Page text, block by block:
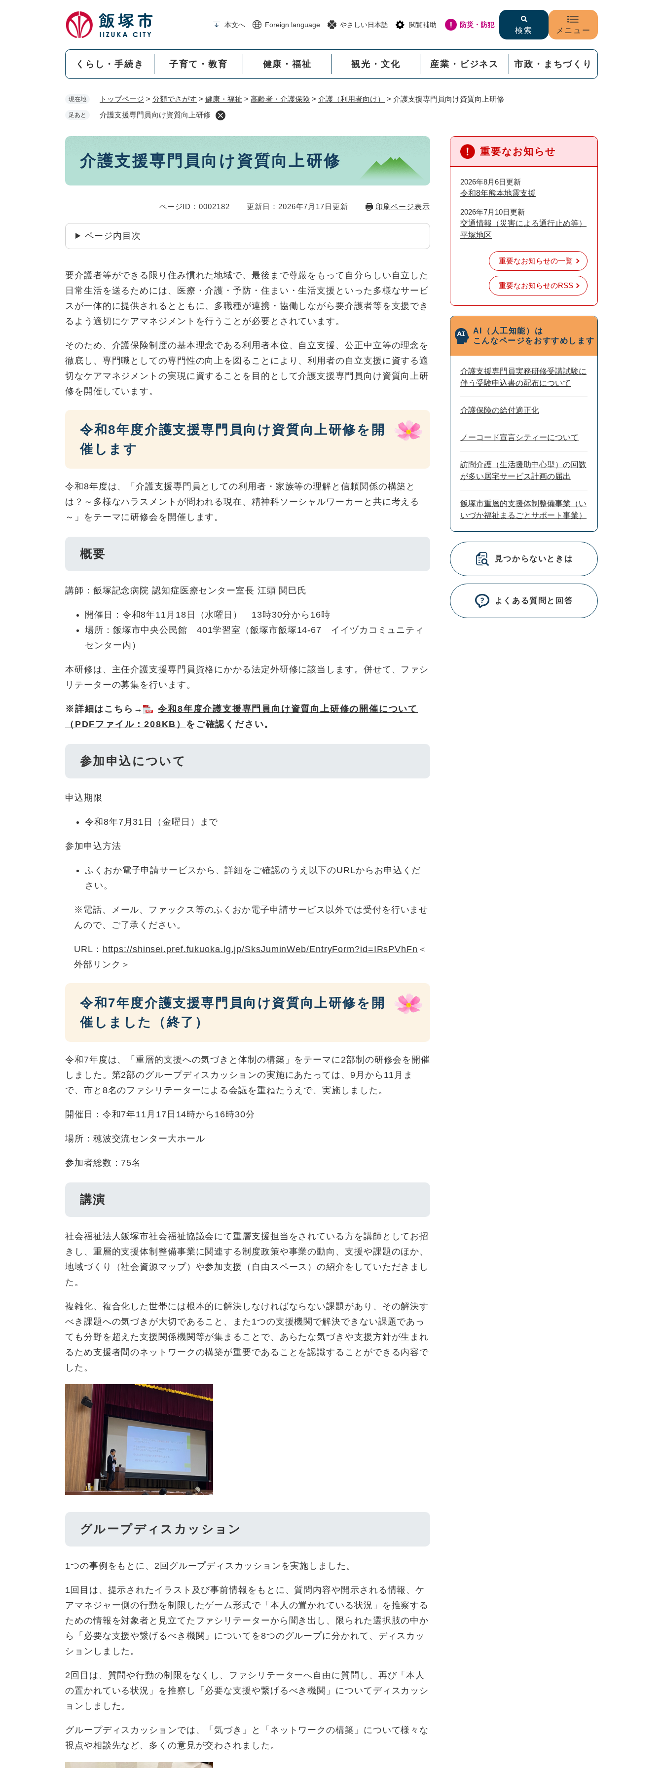
本文へ Foreign language やさしい日本語 閲覧補助 防災・防犯
検索 メニュー
くらし・手続き 子育て・教育 健康・福祉 観光・文化 産業・ビジネス 市政・まちづくり
現在地 トップページ > 分類でさがす > 健康・福祉 > 高齢者・介護保険 > 介護（利用者向け） > 介護支援専門員向け資質向上研修
足あと 介護支援専門員向け資質向上研修
本
介護支援専門員向け資質向上研修
ページID：0002182 更新日：2026年7月17日更新 印刷ページ表示
ページ内目次
要介護者等ができる限り住み慣れた地域で、最後まで尊厳をもって自分らしい自立した
日常生活を送るためには、医療・介護・予防・住まい・生活支援といった多様なサービ
スが一体的に提供されるとともに、多職種が連携・協働しながら要介護者等を支援でき
るよう適切にケアマネジメントを行うことが必要とされています。
そのため、介護保険制度の基本理念である利用者本位、自立支援、公正中立等の理念を
徹底し、専門職としての専門性の向上を図ることにより、利用者の自立支援に資する適
切なケアマネジメントの実現に資することを目的として介護支援専門員向け資質向上研
修を開催しています。
令和8年度介護支援専門員向け資質向上研修を開
催します
令和8年度は、「介護支援専門員としての利用者・家族等の理解と信頼関係の構築と
は？～多様なハラスメントが問われる現在、精神科ソーシャルワーカーと共に考える
～」をテーマに研修会を開催します。
概要
講師：飯塚記念病院 認知症医療センター室長 江頭 関巳氏
開催日：令和8年11月18日（水曜日） 13時30分から16時
場所：飯塚市中央公民館 401学習室（飯塚市飯塚14-67 イイヅカコミュニティ
センター内）
本研修は、主任介護支援専門員資格にかかる法定外研修に該当します。併せて、ファシ
リテーターの募集を行います。
※詳細はこちら→
令和8年度介護支援専門員向け資質向上研修の開催について
（PDFファイル：208KB） をご確認ください。
参加申込について
申込期限
令和8年7月31日（金曜日）まで
参加申込方法
ふくおか電子申請サービスから、詳細をご確認のうえ以下のURLからお申込くだ
さい。
※電話、メール、ファックス等のふくおか電子申請サービス以外では受付を行いませ
んので、ご了承ください。
URL： https://shinsei.pref.fukuoka.lg.jp/SksJuminWeb/EntryForm?id=IRsPVhFn ＜
外部リンク＞
令和7年度介護支援専門員向け資質向上研修を開
催しました（終了）
令和7年度は、「重層的支援への気づきと体制の構築」をテーマに2部制の研修会を開催
しました。第2部のグループディスカッションの実施にあたっては、9月から11月ま
で、市と8名のファシリテーターによる会議を重ねたうえで、実施しました。
開催日：令和7年11月17日14時から16時30分
場所：穂波交流センター大ホール
参加者総数：75名
講演
社会福祉法人飯塚市社会福祉協議会にて重層支援担当をされている方を講師としてお招
きし、重層的支援体制整備事業に関連する制度政策や事業の動向、支援や課題のほか、
地域づくり（社会資源マップ）や参加支援（自由スペース）の紹介をしていただきまし
た。
複雑化、複合化した世帯には根本的に解決しなければならない課題があり、その解決す
べき課題への気づきが大切であること、また1つの支援機関で解決できない課題であっ
ても分野を超えた支援関係機関等が集まることで、あらたな気づきや支援方針が生まれ
るため支援者間のネットワークの構築が重要であることを認識することができる内容で
した。
グループディスカッション
1つの事例をもとに、2回グループディスカッションを実施しました。
1回目は、提示されたイラスト及び事前情報をもとに、質問内容や開示される情報、ケ
アマネジャー側の行動を制限したゲーム形式で「本人の置かれている状況」を推察する
ための情報を対象者と見立てたファシリテーターから聞き出し、限られた選択肢の中か
ら「必要な支援や繋げるべき機関」についてを8つのグループに分かれて、ディスカッ
ションしました。
2回目は、質問や行動の制限をなくし、ファシリテーターへ自由に質問し、再び「本人
の置かれている状況」を推察し「必要な支援や繋げるべき機関」についてディスカッシ
ョンしました。
グループディスカッションでは、「気づき」と「ネットワークの構築」について様々な
視点や相談先など、多くの意見が交わされました。
重要なお知らせ
2026年8月6日更新
令和8年熊本地震支援
2026年7月10日更新
交通情報（災害による通行止め等）
平塚地区
重要なお知らせの一覧
重要なお知らせのRSS
AI（人工知能）は
こんなページをおすすめします
介護支援専門員実務研修受講試験に
伴う受験申込書の配布について
介護保険の給付適正化
ノーコード宣言シティーについて
訪問介護（生活援助中心型）の回数
が多い居宅サービス計画の届出
飯塚市重層的支援体制整備事業（い
いづか福祉まるごとサポート事業）
見つからないときは
よくある質問と回答